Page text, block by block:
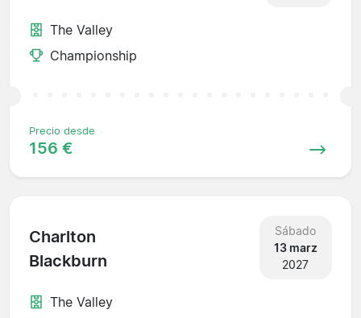
The Valley
Championship
Precio desde
156 €
Charlton
Blackburn
Sábado
13 marz
2027
The Valley